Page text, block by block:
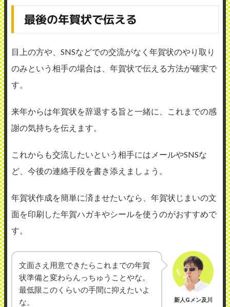
最後の年賀状で伝える
目上の方や、SNSなどでの交流がなく年賀状のやり取り
のみという相手の場合は、年賀状で伝える方法が確実で
す。
来年からは年賀状を辞退する旨と一緒に、これまでの感
謝の気持ちを伝えます。
これからも交流したいという相手にはメールやSNSな
ど、今後の連絡手段を書き添えましょう。
年賀状作成を簡単に済ませたいなら、年賀状じまいの文
面を印刷した年賀ハガキやシールを使うのがおすすめで
す。
文面さえ用意できたらこれまでの年賀
状準備と変わらんっちゅうことやな。
最低限このくらいの手間に抑えたいよ
な。
新人Gメン及川